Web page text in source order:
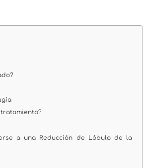
a una Reducción de Lóbulo de la